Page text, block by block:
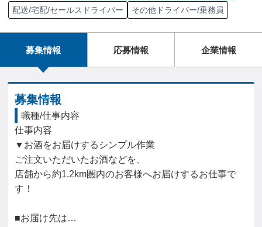
配送/宅配/セールスドライバー その他ドライバー/乗務員
募集情報 応募情報 企業情報
募集情報
職種/仕事内容
仕事内容
▼お酒をお届けするシンプル作業
ご注文いただいたお酒などを、
店舗から約1.2km圏内のお客様へお届けするお仕事で
す！
■お届け先は…